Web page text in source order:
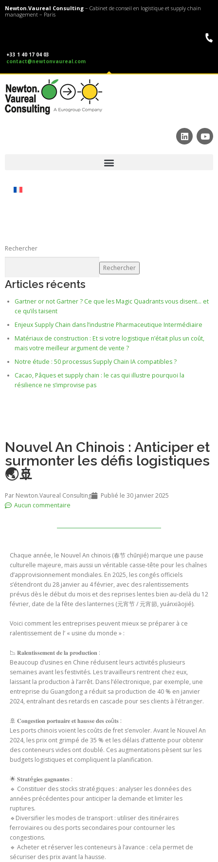
Newton.Vaureal Consulting – Cabinet de conseil en logistique et supply chain
management – Paris
+33 1 40 17 04 03
contact@newtonvaureal.com
Rechercher
Rechercher
Articles récents
Gartner or not Gartner ? Ce que les Magic Quadrants vous disent… et
ce qu’ils taisent
Enjeux Supply Chain dans l’industrie Pharmaceutique Intermédiaire
Matériaux de construction : Et si votre logistique n’était plus un coût,
mais votre meilleur argument de vente ?
Notre étude : 50 processus Supply Chain IA compatibles ?
Cacao, Pâques et supply chain : le cas qui illustre pourquoi la
résilience ne s’improvise pas
Nouvel An Chinois : Anticiper et
surmonter les défis logistiques
🌏🚢
Par Newton.Vaureal Consulting Publié le 30 janvier 2025
Aucun commentaire
Chaque année, le Nouvel An chinois (春节 chūnjié) marque une pause
culturelle majeure, mais aussi un véritable casse-tête pour les chaînes
d’approvisionnement mondiales. En 2025, les congés officiels
s’étendront du 28 janvier au 4 février, avec des ralentissements
prévus dès le début du mois et des reprises lentes bien au-delà du 12
février, date de la fête des lanternes (元宵节 / 元宵節, yuánxiāojié).
Voici comment les entreprises peuvent mieux se préparer à ce
ralentissement de l’ « usine du monde » :
📉 𝐑𝐚𝐥𝐞𝐧𝐭𝐢𝐬𝐬𝐞𝐦𝐞𝐧𝐭 𝐝𝐞 𝐥𝐚 𝐩𝐫𝐨𝐝𝐮𝐜𝐭𝐢𝐨𝐧 :
Beaucoup d’usines en Chine réduisent leurs activités plusieurs
semaines avant les festivités. Les travailleurs rentrent chez eux,
laissant la production à l’arrêt. Dans l’électronique, par exemple, une
entreprise du Guangdong a réduit sa production de 40 % en janvier
2024, entraînant des retards en cascade pour ses clients à l’étranger.
🚢 𝐂𝐨𝐧𝐠𝐞𝐬𝐭𝐢𝐨𝐧 𝐩𝐨𝐫𝐭𝐮𝐚𝐢𝐫𝐞 𝐞𝐭 𝐡𝐚𝐮𝐬𝐬𝐞 𝐝𝐞𝐬 𝐜𝐨û𝐭𝐬 :
Les ports chinois voient les coûts de fret s’envoler. Avant le Nouvel An
2024, les prix ont grimpé de 35 % et les délais d’attente pour obtenir
des conteneurs vides ont doublé. Ces augmentations pèsent sur les
budgets logistiques et compliquent la planification.
🌟 𝐒𝐭𝐫𝐚𝐭é𝐠𝐢𝐞𝐬 𝐠𝐚𝐠𝐧𝐚𝐧𝐭𝐞𝐬 :
🔹 Constituer des stocks stratégiques : analyser les données des
années précédentes pour anticiper la demande et limiter les
ruptures.
🔹Diversifier les modes de transport : utiliser des itinéraires
ferroviaires ou des ports secondaires pour contourner les
congestions.
🔹 Acheter et réserver les conteneurs à l’avance : cela permet de
sécuriser des prix avant la hausse.